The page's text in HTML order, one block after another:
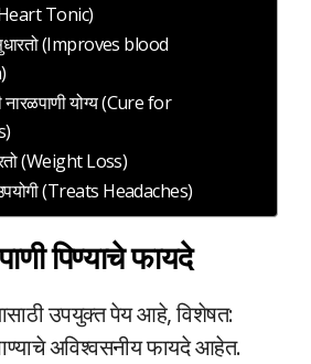
Tonic)
(Improves blood
नारळपाणी योग्य (Cure for
(Weight Loss)
(Treats Headaches)
पिण्याचे फायदे
उपयुक्त पेय आहे, विशेषत:
अविश्वसनीय फायदे आहेत.